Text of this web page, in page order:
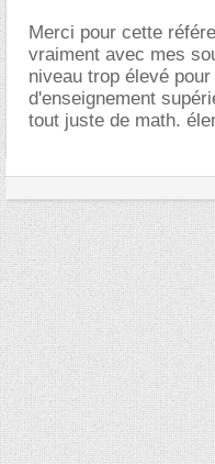
Merci pour cette
vraiment avec mes
niveau trop élevé
d'enseignement
tout juste de math.